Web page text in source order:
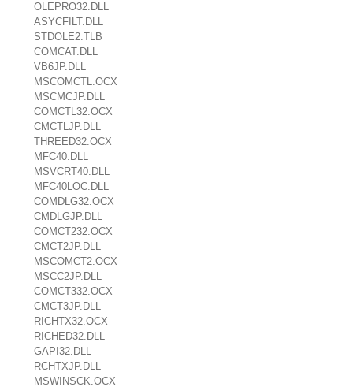
OLEPRO32.DLL
ASYCFILT.DLL
STDOLE2.TLB
COMCAT.DLL
VB6JP.DLL
MSCOMCTL.OCX
MSCMCJP.DLL
COMCTL32.OCX
CMCTLJP.DLL
THREED32.OCX
MFC40.DLL
MSVCRT40.DLL
MFC40LOC.DLL
COMDLG32.OCX
CMDLGJP.DLL
COMCT232.OCX
CMCT2JP.DLL
MSCOMCT2.OCX
MSCC2JP.DLL
COMCT332.OCX
CMCT3JP.DLL
RICHTX32.OCX
RICHED32.DLL
GAPI32.DLL
RCHTXJP.DLL
MSWINSCK.OCX